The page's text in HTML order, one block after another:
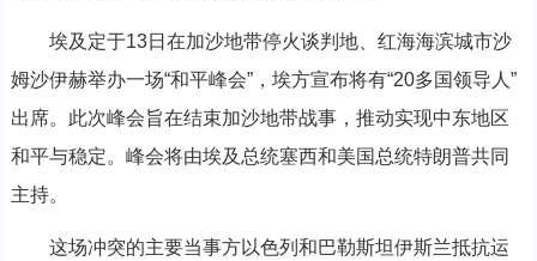
埃及定于13日在加沙地带停火谈判地、红海海滨城市沙
姆沙伊赫举办一场“和平峰会”，埃方宣布将有“20多国领导人”
出席。此次峰会旨在结束加沙地带战事，推动实现中东地区
和平与稳定。峰会将由埃及总统塞西和美国总统特朗普共同
主持。
这场冲突的主要当事方以色列和巴勒斯坦伊斯兰抵抗运